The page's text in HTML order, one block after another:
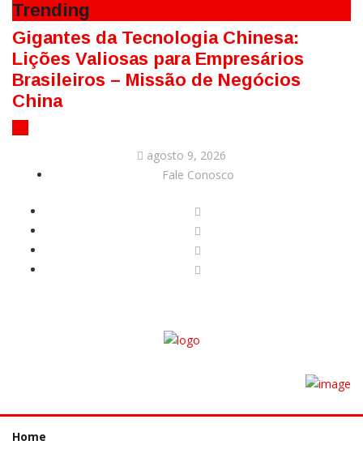
Trending
Gigantes da Tecnologia Chinesa:
Lições Valiosas para Empresários
Brasileiros – Missão de Negócios
China
agosto 9, 2026
Fale Conosco
Home